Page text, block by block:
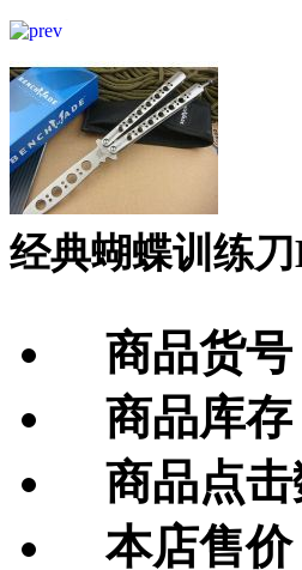
经典蝴蝶训练
商品货号
商品库存
商品点击
本店售价